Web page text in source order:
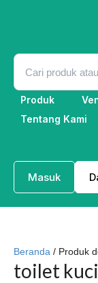
Produk
Tentang Kami
Masuk
Beranda / Produk
toilet